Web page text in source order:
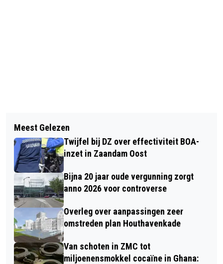
REKENKAMER VANAF VANDAAG
VERDER ONDER NAAM AMSTERDAM-
ZAANSTAD
PAKKETTEN VAN AMAZON BIJ
BLOKKER EN ARTIKELEN BLOKKER VIA
AMAZON
Meest Gelezen
Twijfel bij DZ over effectiviteit BOA-
inzet in Zaandam Oost
Bijna 20 jaar oude vergunning zorgt
anno 2026 voor controverse
Overleg over aanpassingen zeer
omstreden plan Houthavenkade
Van schoten in ZMC tot
miljoenensmokkel cocaïne in Ghana: